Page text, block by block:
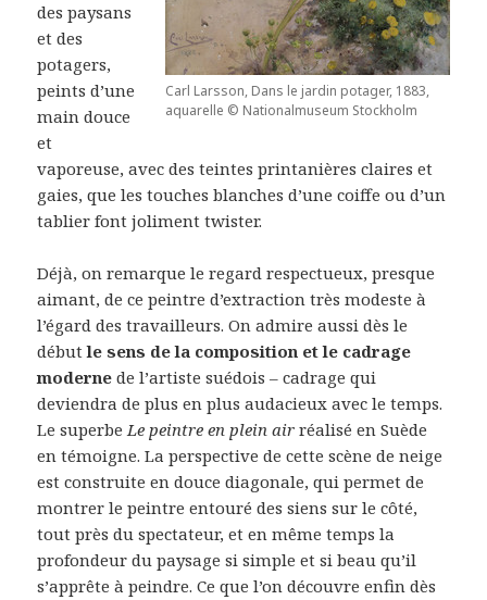
Carl Larsson, Dans le jardin potager, 1883,
aquarelle © Nationalmuseum Stockholm
des paysans
et des
potagers,
peints d’une
main douce
et
vaporeuse, avec des teintes printanières claires et
gaies, que les touches blanches d’une coiffe ou d’un
tablier font joliment twister.
Déjà, on remarque le regard respectueux, presque
aimant, de ce peintre d’extraction très modeste à
l’égard des travailleurs. On admire aussi dès le
débutle sens de la composition et le cadrage
moderne de l’artiste suédois – cadrage qui
deviendra de plus en plus audacieux avec le temps.
Le superbeLe peintre en plein air réalisé en Suède
en témoigne. La perspective de cette scène de neige
est construite en douce diagonale, qui permet de
montrer le peintre entouré des siens sur le côté,
tout près du spectateur, et en même temps la
profondeur du paysage si simple et si beau qu’il
s’apprête à peindre. Ce que l’on découvre enfin dès